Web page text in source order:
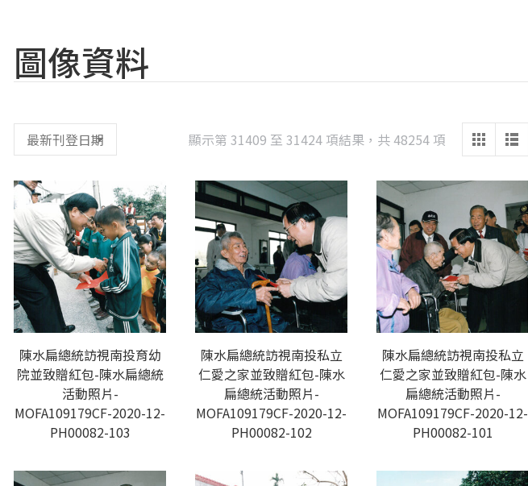
圖像資料
顯示第 31409 至 31424 項結果，共 48254 項 Sorted
latest
陳水扁總統訪視南投育幼
院並致贈紅包-陳水扁總統
活動照片-
MOFA109179CF-2020-12-
PH00082-103
陳水扁總統訪視南投私立
仁愛之家並致贈紅包-陳水
扁總統活動照片-
MOFA109179CF-2020-12-
PH00082-102
陳水扁總統訪視南投私立
仁愛之家並致贈紅包-陳水
扁總統活動照片-
MOFA109179CF-2020-12-
PH00082-101